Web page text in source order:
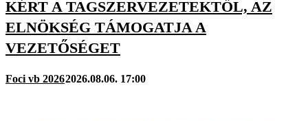
KÉRT A TAGSZERVEZETEKTŐL, AZ
ELNÖKSÉG TÁMOGATJA A
VEZETŐSÉGET
Foci vb 20262026.08.06. 17:00